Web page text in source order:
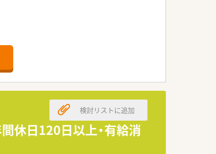
アップできる体制があります。
ョンがあります！
休日120日以上・有給消
検討リストに追加